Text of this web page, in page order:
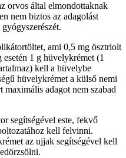
orvos által elmondottaknak
nem biztos az adagolást
ami 0,5 mg ösztriolt
1 g hüvelykrémet (1
kell a hüvelybe
hüvelykrémet a külső nemi
adagot nem szabad
segítségével este, fekvő
kell felvinni.
az ujjak segítségével kell